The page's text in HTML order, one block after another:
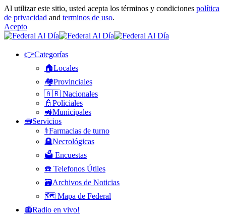
Al utilizar este sitio, usted acepta los términos y condiciones política
de privacidad and terminos de uso.
Acepto
👉Categorías
🏠Locales
🏘️Provinciales
🇦🇷 Nacionales
👮Policiales
🚜Municipales
🧰Servicios
⚕️Farmacias de turno
🪦Necrológicas
🗳️ Encuestas
☎️ Telefonos Útiles
🗃️Archivos de Noticias
🗺️ Mapa de Federal
📻Radio en vivo!